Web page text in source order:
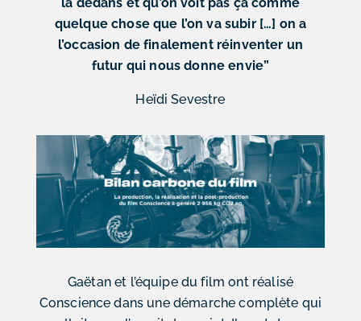
quelque chose que l’on va subir […] on a
l’occasion de finalement réinventer un
futur qui nous donne envie”
Heïdi Sevestre
Gaëtan et l’équipe du film ont réalisé
Conscience dans une démarche complète qui